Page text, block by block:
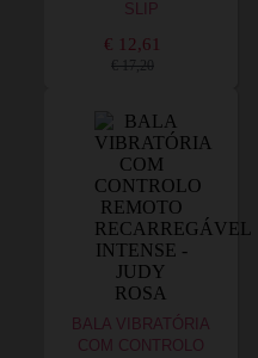
SLIP
€ 12,61
€ 17,20
BALA VIBRATÓRIA
COM CONTROLO